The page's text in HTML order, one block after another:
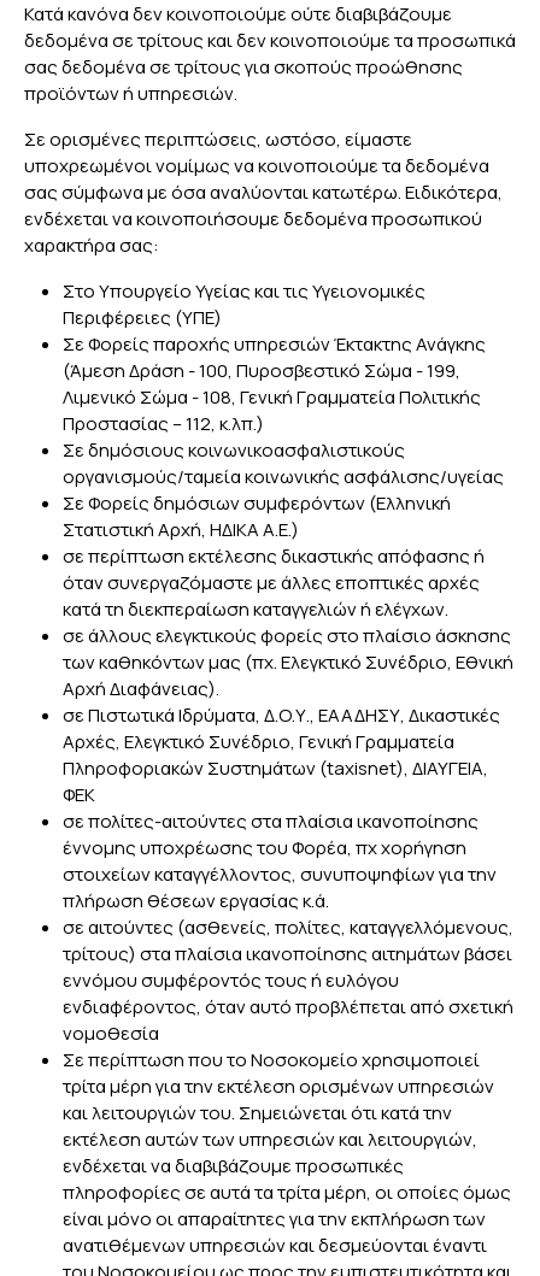
Κατά κανόνα δεν κοινοποιούμε ούτε διαβιβάζουμε
δεδομένα σε τρίτους και δεν κοινοποιούμε τα προσωπικά
σας δεδομένα σε τρίτους για σκοπούς προώθησης
προϊόντων ή υπηρεσιών.
Σε ορισμένες περιπτώσεις, ωστόσο, είμαστε
υποχρεωμένοι νομίμως να κοινοποιούμε τα δεδομένα
σας σύμφωνα με όσα αναλύονται κατωτέρω. Ειδικότερα,
ενδέχεται να κοινοποιήσουμε δεδομένα προσωπικού
χαρακτήρα σας:
Στο Υπουργείο Υγείας και τις Υγειονομικές
Περιφέρειες (ΥΠΕ)
Σε Φορείς παροχής υπηρεσιών Έκτακτης Ανάγκης
(Άμεση Δράση - 100, Πυροσβεστικό Σώμα - 199,
Λιμενικό Σώμα - 108, Γενική Γραμματεία Πολιτικής
Προστασίας – 112, κ.λπ.)
Σε δημόσιους κοινωνικοασφαλιστικούς
οργανισμούς/ταμεία κοινωνικής ασφάλισης/υγείας
Σε Φορείς δημόσιων συμφερόντων (Ελληνική
Στατιστική Αρχή, ΗΔΙΚΑ Α.Ε.)
σε περίπτωση εκτέλεσης δικαστικής απόφασης ή
όταν συνεργαζόμαστε με άλλες εποπτικές αρχές
κατά τη διεκπεραίωση καταγγελιών ή ελέγχων.
σε άλλους ελεγκτικούς φορείς στο πλαίσιο άσκησης
των καθηκόντων μας (πχ. Ελεγκτικό Συνέδριο, Εθνική
Αρχή Διαφάνειας).
σε Πιστωτικά Ιδρύματα, Δ.Ο.Υ., ΕΑΑΔΗΣΥ, Δικαστικές
Αρχές, Ελεγκτικό Συνέδριο, Γενική Γραμματεία
Πληροφοριακών Συστημάτων (taxisnet), ΔΙΑΥΓΕΙΑ,
ΦΕΚ
σε πολίτες-αιτούντες στα πλαίσια ικανοποίησης
έννομης υποχρέωσης του Φορέα, πχ χορήγηση
στοιχείων καταγγέλλοντος, συνυποψηφίων για την
πλήρωση θέσεων εργασίας κ.ά.
σε αιτούντες (ασθενείς, πολίτες, καταγγελλόμενους,
τρίτους) στα πλαίσια ικανοποίησης αιτημάτων βάσει
εννόμου συμφέροντός τους ή ευλόγου
ενδιαφέροντος, όταν αυτό προβλέπεται από σχετική
νομοθεσία
Σε περίπτωση που το Νοσοκομείο χρησιμοποιεί
τρίτα μέρη για την εκτέλεση ορισμένων υπηρεσιών
και λειτουργιών του. Σημειώνεται ότι κατά την
εκτέλεση αυτών των υπηρεσιών και λειτουργιών,
ενδέχεται να διαβιβάζουμε προσωπικές
πληροφορίες σε αυτά τα τρίτα μέρη, οι οποίες όμως
είναι μόνο οι απαραίτητες για την εκπλήρωση των
ανατιθέμενων υπηρεσιών και δεσμεύονται έναντι